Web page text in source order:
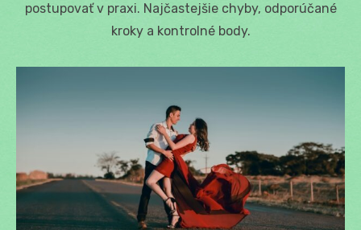
postupovať v praxi. Najčastejšie chyby, odporúčané
kroky a kontrolné body.